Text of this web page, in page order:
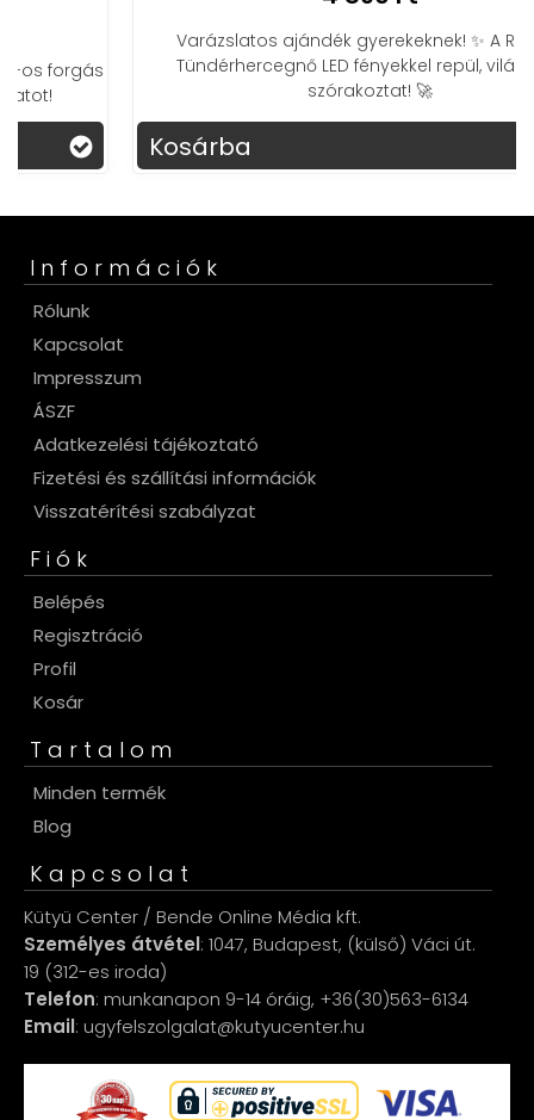
Varázslatos ajándék gyerekeknek! ✨ A Repülő
Tündérhercegnő LED fényekkel repül, világít és
szórakoztat! 🚀
Kosárba
Információk
Rólunk
Kapcsolat
Impresszum
ÁSZF
Adatkezelési tájékoztató
Fizetési és szállítási információk
Visszatérítési szabályzat
Fiók
Belépés
Regisztráció
Profil
Kosár
Tartalom
Minden termék
Blog
Kapcsolat
Kütyü Center / Bende Online Média kft.
Személyes átvétel: 1047, Budapest, (külső) Váci út.
19 (312-es iroda)
Telefon: munkanapon 9-14 óráig, +36(30)563-6134
Email: ugyfelszolgalat@kutyucenter.hu